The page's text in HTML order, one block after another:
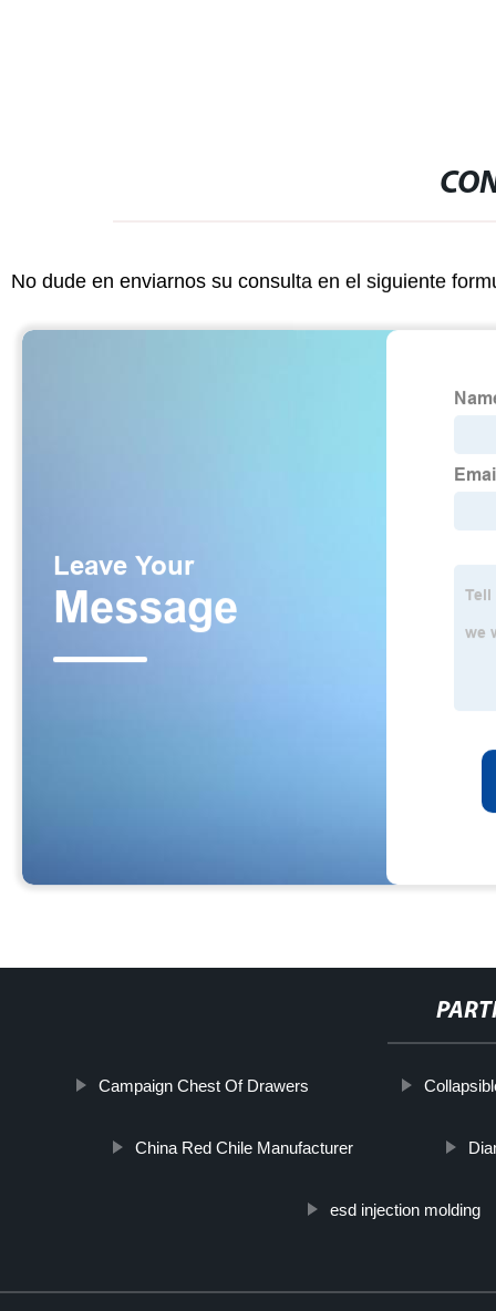
No dude en enviarnos su consulta en el siguiente
Campaign Chest Of Drawers
China Red Chile Manufacturer
esd injection molding